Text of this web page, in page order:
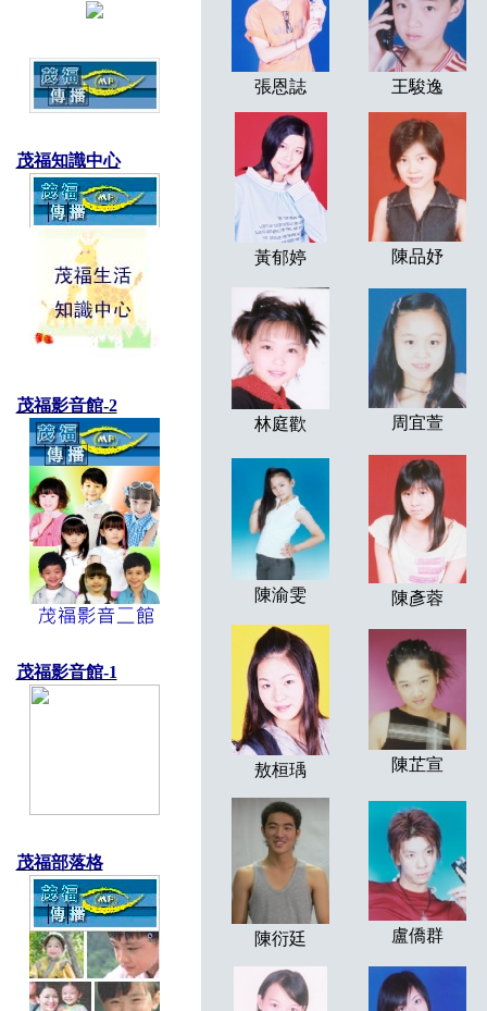
茂福知識中心
茂福影音館-2
茂福影音館-1
茂福部落格
張恩誌 王駿逸
黃郁婷 陳品妤
林庭歡 周宜萱
陳渝雯 陳彥蓉
敖桓瑀 陳芷宣
陳衍廷 盧僑群